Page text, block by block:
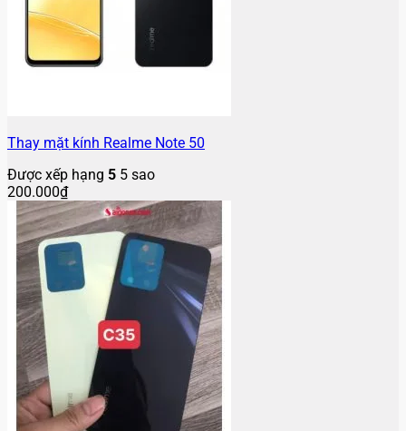
Thay mặt kính Realme Note 50
Được xếp hạng 5 5 sao
200.000₫